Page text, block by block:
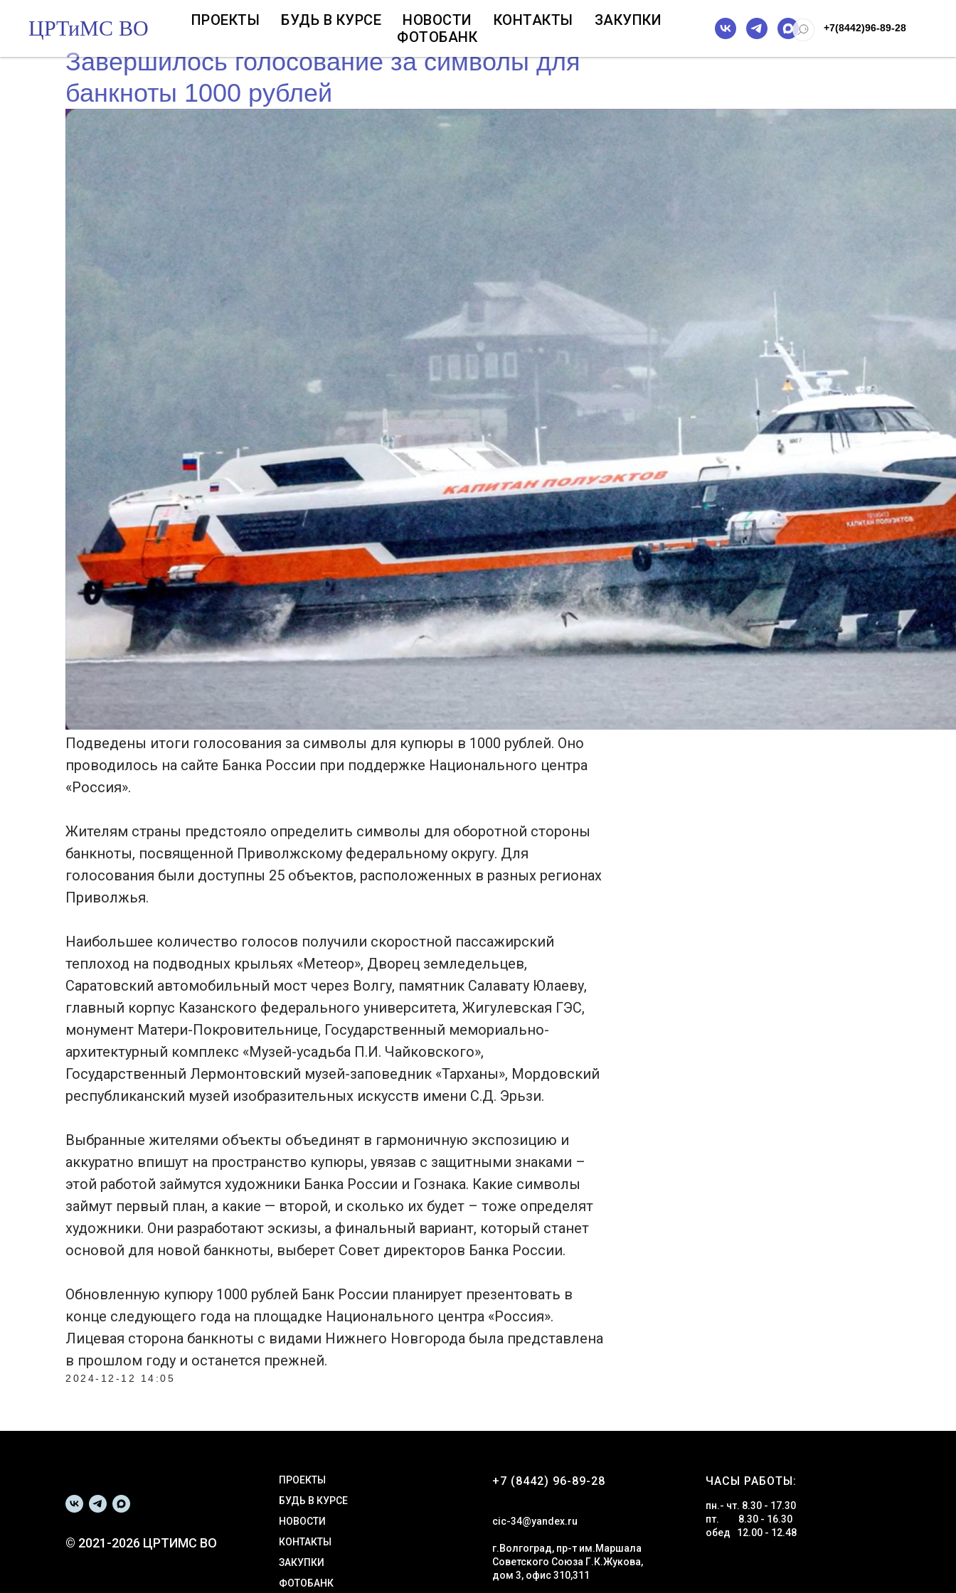
ЦРТиМС ВО ПРОЕКТЫ БУДЬ В КУРСЕ НОВОСТИ КОНТАКТЫ
ЗАКУПКИ
ФОТОБАНК
+7(8442)96-89-28
Завершилось голосование за символы для
банкноты 1000 рублей
Подведены итоги голосования за символы для купюры в 1000 рублей. Оно
проводилось на сайте Банка России при поддержке Национального центра
«Россия».
Жителям страны предстояло определить символы для оборотной стороны
банкноты, посвященной Приволжскому федеральному округу. Для
голосования были доступны 25 объектов, расположенных в разных регионах
Приволжья.
Наибольшее количество голосов получили скоростной пассажирский
теплоход на подводных крыльях «Метеор», Дворец земледельцев,
Саратовский автомобильный мост через Волгу, памятник Салавату Юлаеву,
главный корпус Казанского федерального университета, Жигулевская ГЭС,
монумент Матери-Покровительнице, Государственный мемориально-
архитектурный комплекс «Музей-усадьба П.И. Чайковского»,
Государственный Лермонтовский музей-заповедник «Тарханы», Мордовский
республиканский музей изобразительных искусств имени С.Д. Эрьзи.
Выбранные жителями объекты объединят в гармоничную экспозицию и
аккуратно впишут на пространство купюры, увязав с защитными знаками –
этой работой займутся художники Банка России и Гознака. Какие символы
займут первый план, а какие — второй, и сколько их будет – тоже определят
художники. Они разработают эскизы, а финальный вариант, который станет
основой для новой банкноты, выберет Совет директоров Банка России.
Обновленную купюру 1000 рублей Банк России планирует презентовать в
конце следующего года на площадке Национального центра «Россия».
Лицевая сторона банкноты с видами Нижнего Новгорода была представлена
в прошлом году и останется прежней.
2024-12-12 14:05
© 2021-2026 ЦРТИМС ВО
ПРОЕКТЫ
БУДЬ В КУРСЕ
НОВОСТИ
КОНТАКТЫ
ЗАКУПКИ
ФОТОБАНК
+7 (8442) 96-89-28
cic-34@yandex.ru
г.Волгоград, пр-т им.Маршала
Советского Союза Г.К.Жукова,
дом 3, офис 310,311
ЧАСЫ РАБОТЫ:
пн.- чт. 8.30 - 17.30
пт. 8.30 - 16.30
обед 12.00 - 12.48